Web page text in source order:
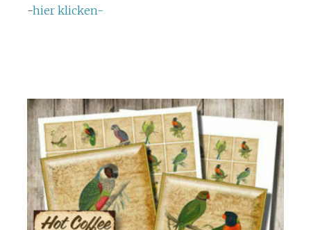
-hier klicken-